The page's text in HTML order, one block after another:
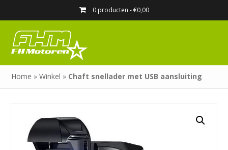
0 producten -€0,00
Home »Winkel » Chaft snellader met USB aansluiting